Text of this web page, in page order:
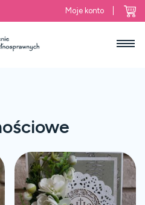
Moje konto